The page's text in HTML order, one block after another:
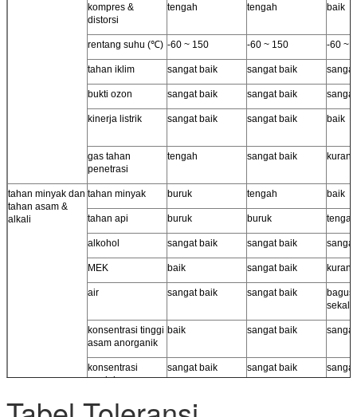
kompres &
distorsi
tengah tengah baik
rentang suhu (℃) -60 ~ 150 -60 ~ 150 -60 ~
tahan iklim sangat baik sangat baik
bukti ozon sangat baik sangat baik
kinerja listrik sangat baik sangat baik baik
gas tahan
penetrasi
tengah sangat baik
tahan minyak dan
tahan asam &
alkali
tahan minyak buruk tengah baik
tahan api buruk buruk tengah
alkohol sangat baik sangat baik
MEK baik sangat baik
air sangat baik sangat baik
bagus
sekali
konsentrasi tinggi
asam anorganik
baik sangat baik
konsentrasi
rendah asam
sangat baik sangat baik